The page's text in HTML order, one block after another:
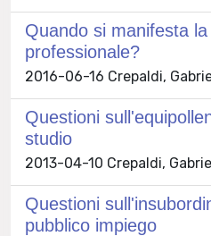
Quando si manifesta
professionale?
2016-06-16 Crepaldi,
Questioni
studio
2013-04-10 Crepaldi,
Questioni
pubblico impiego